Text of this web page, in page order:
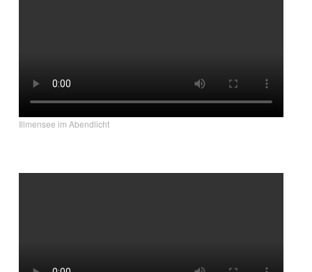
Illmensee im Abendlicht